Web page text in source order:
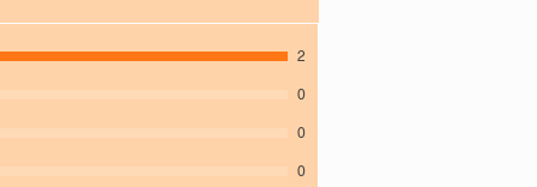
2
0
0
0